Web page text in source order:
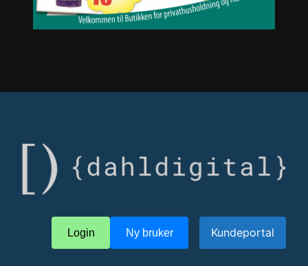
Login Ny bruker Kundeportal